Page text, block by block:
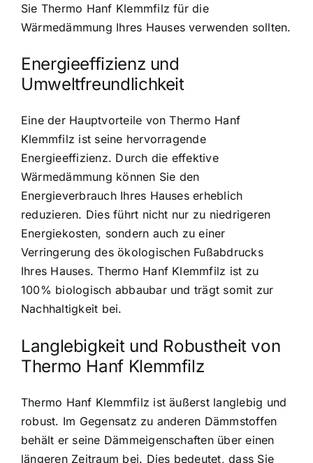
Sie Thermo Hanf Klemmfilz für die
Wärmedämmung Ihres Hauses verwenden sollten.
Energieeffizienz und
Umweltfreundlichkeit
Eine der Hauptvorteile von Thermo Hanf
Klemmfilz ist seine hervorragende
Energieeffizienz. Durch die effektive
Wärmedämmung können Sie den
Energieverbrauch Ihres Hauses erheblich
reduzieren. Dies führt nicht nur zu niedrigeren
Energiekosten, sondern auch zu einer
Verringerung des ökologischen Fußabdrucks
Ihres Hauses. Thermo Hanf Klemmfilz ist zu
100% biologisch abbaubar und trägt somit zur
Nachhaltigkeit bei.
Langlebigkeit und Robustheit von
Thermo Hanf Klemmfilz
Thermo Hanf Klemmfilz ist äußerst langlebig und
robust. Im Gegensatz zu anderen Dämmstoffen
behält er seine Dämmeigenschaften über einen
längeren Zeitraum bei. Dies bedeutet, dass Sie